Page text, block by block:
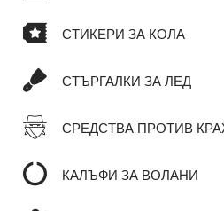
СТИКЕРИ ЗА КОЛА
СТЪРГАЛКИ ЗА ЛЕД
СРЕДСТВА ПРОТИВ
КАЛЪФИ ЗА ВОЛАНИ